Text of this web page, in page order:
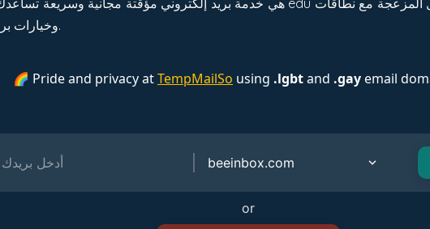
.com و.edu وخيارات بريد إلكتروني مخصصة.
🌈 Pride and privacy atTempMailSo using .lgbtand .gayemail
or